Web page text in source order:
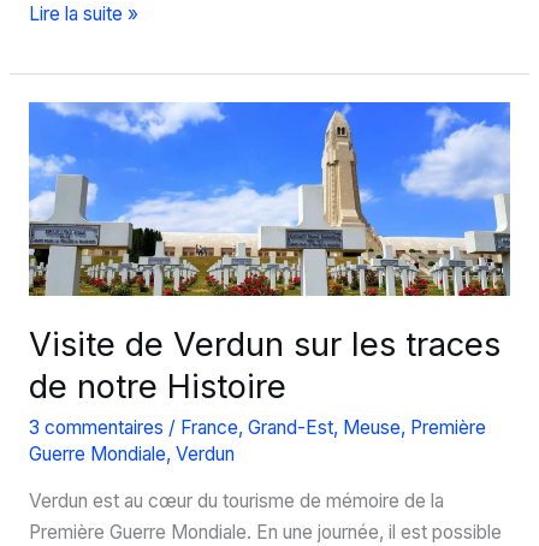
Sur
champ
de
du
Hartmannswillerkopf
Lire la suite »
Visite de Verdun sur les traces
de notre Histoire
3 commentaires / France, Grand-Est, Meuse, Première
Guerre Mondiale, Verdun
Verdun est au cœur du tourisme de mémoire de la
Première Guerre Mondiale. En une journée, il est possible